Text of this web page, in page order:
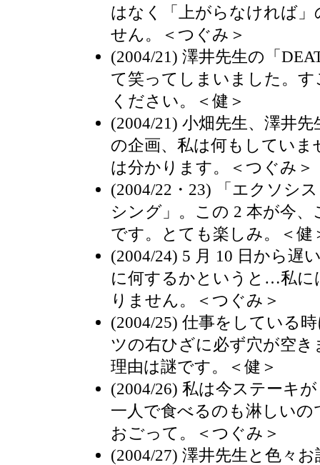
はなく「上がらなければ
せん。＜つぐみ＞
(2004/21) 澤井先生の「
て笑ってしまいました。
ください。＜健＞
(2004/21) 小畑先生、澤井
の企画、私は何もしてい
は分かります。＜つぐみ＞
(2004/22・23) 「エクソシ
シング」。この 2 本が今
です。とても楽しみ。＜健
(2004/24) 5 月 10 日から遅
に何するかというと…私に
りません。＜つぐみ＞
(2004/25) 仕事をしている
ツの右ひざに必ず穴が空
理由は謎です。＜健＞
(2004/26) 私は今ステーキ
一人で食べるのも淋しい
おごって。＜つぐみ＞
(2004/27) 澤井先生と色々